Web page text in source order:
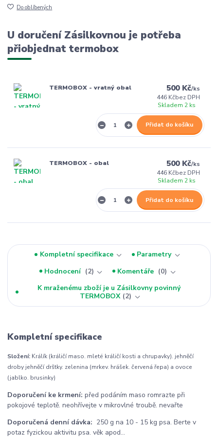
Do oblíbených
U doručení Zásilkovnou je potřeba
přiobjednat termobox
TERMOBOX - vratný obal 500 Kč/ks
446 Kčbez DPH
Skladem 2 ks
Přidat do košíku
TERMOBOX - obal 500 Kč/ks
446 Kčbez DPH
Skladem 2 ks
Přidat do košíku
Kompletní specifikace
Parametry
Hodnocení
2 Komentáře
0
K mraženému zboží je u Zásilkovny povinný
TERMOBOX 2
Kompletní specifikace
Složení: Králík (králičí maso. mleté králičí kosti a chrupavky). jehněčí
droby jehněčí drštky. zelenina (mrkev. hrášek. červená řepa) a ovoce
(jablko. brusinky)
Doporučení ke krmení: před podáním maso romrazte při
pokojové teplotě. neohřívejte v mikrovlné troubě. nevařte
Doporučená denní dávka: 250 g na 10 - 15 kg psa. Berte v
potaz fyzickou aktivitu psa. věk apod...